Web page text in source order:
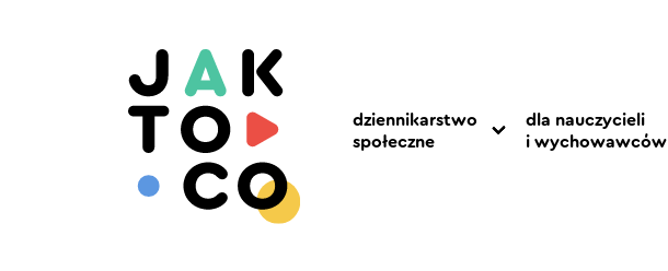
dziennikarstwo
społeczne
dla nauczycieli
i wychowawców